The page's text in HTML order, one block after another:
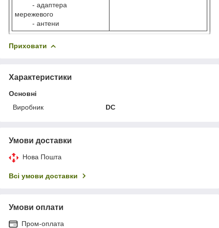
- адаптера
мережевого
- антени
Приховати
Характеристики
Основні
Виробник
DC
Умови доставки
Нова Пошта
Всі умови доставки
Умови оплати
Пром-оплата